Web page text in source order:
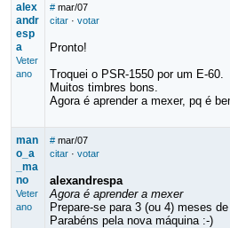
alex
andr
esp
a
Veter
ano
# mar/07
citar· votar
Pronto!
Troquei o PSR-1550 por um E-60.
Muitos timbres bons.
Agora é aprender a mexer, pq é
man
o_a
_ma
no
Veter
ano
# mar/07
citar· votar
alexandrespa
Agora é aprender a mexer
Prepare-se para 3 (ou 4) meses
Parabéns pela nova máquina :-)